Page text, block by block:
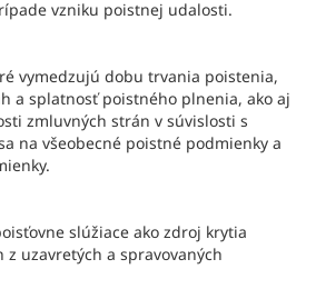
vzniku poistnej udalosti.
vymedzujú dobu trvania poistenia,
a splatnosť poistného plnenia, ako aj
zmluvných strán v súvislosti s
na všeobecné poistné podmienky a
slúžiace ako zdroj krytia
z uzavretých a spravovaných